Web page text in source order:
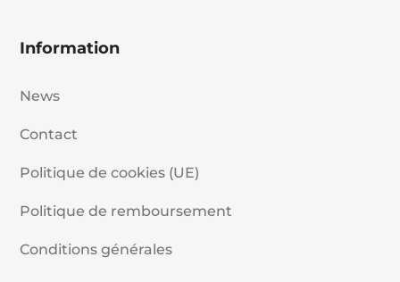
Information
News
Contact
Politique de cookies (UE)
Politique de remboursement
Conditions générales